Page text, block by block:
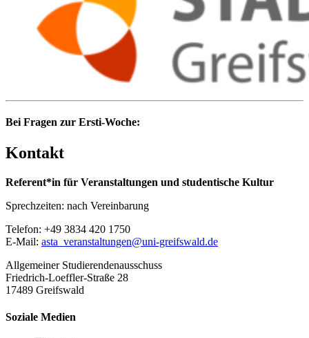
Bei Fragen zur Ersti-Woche:
Kontakt
Referent*in für Veranstaltungen und studentische Kultur
Sprechzeiten: nach Vereinbarung
Telefon: +49 3834 420 1750
E-Mail: asta_veranstaltungen@uni-greifswald.de
Allgemeiner Studierendenausschuss
Friedrich-Loeffler-Straße 28
17489 Greifswald
Soziale Medien